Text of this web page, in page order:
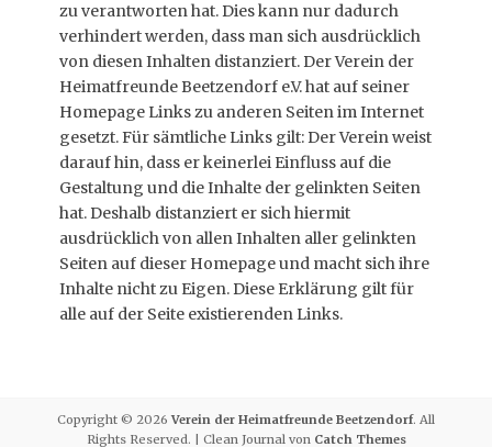
zu verantworten hat. Dies kann nur dadurch
verhindert werden, dass man sich ausdrücklich
von diesen Inhalten distanziert. Der Verein der
Heimatfreunde Beetzendorf e.V. hat auf seiner
Homepage Links zu anderen Seiten im Internet
gesetzt. Für sämtliche Links gilt: Der Verein weist
darauf hin, dass er keinerlei Einfluss auf die
Gestaltung und die Inhalte der gelinkten Seiten
hat. Deshalb distanziert er sich hiermit
ausdrücklich von allen Inhalten aller gelinkten
Seiten auf dieser Homepage und macht sich ihre
Inhalte nicht zu Eigen. Diese Erklärung gilt für
alle auf der Seite existierenden Links.
Copyright © 2026Verein der Heimatfreunde Beetzendorf. All
Rights Reserved. | Clean Journal von Catch Themes